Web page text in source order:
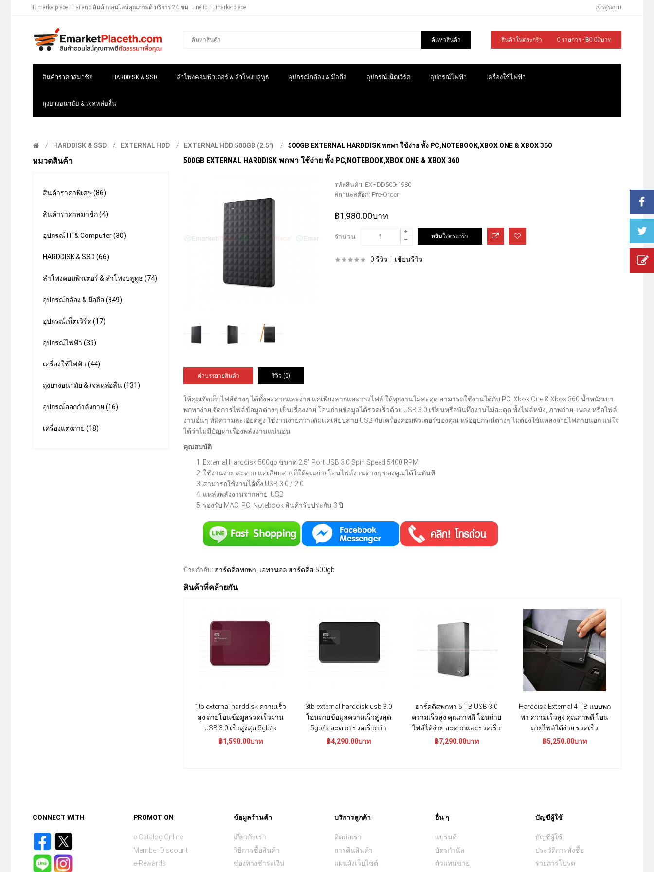
E-marketplace Thailand สินค้าออนไลน์คุณภาพดี บริการ 24 ชม. Line id : Emarketplace เข้าสู่ระบบ
ค้นหาสินค้า สินค้าในตระกร้า 0 รายการ - ฿0.00บาท
สินค้าราคาสมาชิก HARDDISK & SSD ลำโพงคอมพิวเตอร์ & ลำโพงบลูทูธ อุปกรณ์กล้อง & มือถือ อุปกรณ์เน็ตเวิร์ค อุปกรณ์ไฟฟ้า เครื่องใช้ไฟฟ้า
ถุงยางอนามัย & เจลหล่อลื่น
HARDDISK & SSD EXTERNAL HDD EXTERNAL HDD 500GB (2.5") 500GB EXTERNAL HARDDISK พกพา ใช้ง่าย ทั้ง PC,NOTEBOOK,XBOX ONE & XBOX 360
หมวดสินค้า
สินค้าราคาพิเศษ (86)
สินค้าราคาสมาชิก (4)
อุปกรณ์ IT & Computer (30)
HARDDISK & SSD (66)
ลำโพงคอมพิวเตอร์ & ลำโพงบลูทูธ (74)
อุปกรณ์กล้อง & มือถือ (349)
อุปกรณ์เน็ตเวิร์ค (17)
อุปกรณ์ไฟฟ้า (39)
เครื่องใช้ไฟฟ้า (44)
ถุงยางอนามัย & เจลหล่อลื่น (131)
อุปกรณ์ออกกำลังกาย (16)
เครื่องแต่งกาย (18)
500GB EXTERNAL HARDDISK พกพา ใช้ง่าย ทั้ง PC,NOTEBOOK,XBOX ONE & XBOX 360
รหัสสินค้า: EXHDD500-1980
สถานะสต๊อก: Pre-Order
฿1,980.00บาท
จำนวน
0 รีวิว เขียนรีวิว
คำบรรยายสินค้า รีวิว (0)
ให้คุณจัดเก็บไฟล์ต่างๆ ได้ทั้งสะดวกและง่าย แค่เพียงลากและวางไฟล์ ให้ทุกงานไม่สะดุด สามารถใช้งานได้กับ PC, Xbox One & Xbox 360 น้ำหนักเบา
พกพาง่าย จัดการไฟล์ข้อมูลต่างๆ เป็นเรื่องง่าย โอนถ่ายข้อมูลได้รวดเร็วด้วย USB 3.0 เขียนหรือบันทึกงานไม่สะดุด ทั้งไฟล์หนัง, ภาพถ่าย, เพลง หรือไฟล์
งานอื่นๆ ที่มีความละเอียดสูง ใช้งานง่ายกว่าเดิมเเค่เสียบสาย USB กับเครื่องคอมพิวเตอร์ของคุณ หรืออุปกรณ์ต่างๆ ไม่ต้องใช้แหล่งจ่ายไฟภายนอก แน่ใจ
ได้ว่าไม่มีปัญหาเรื่องพลังงานแน่นอน
คุณสมบัติ
External Harddisk 500gb ขนาด 2.5" Port USB 3.0 Spin Speed 5400 RPM
ใช้งานง่าย สะดวก แค่เสียบสายก็ให้คุณถ่ายโอนไฟล์งานต่างๆ ของคูณได้ในทันที
สามารถใช้งานได้ทั้ง USB 3.0 / 2.0
แหล่งพลังงานจากสาย USB
รองรับ MAC, PC, Notebook สินค้ารับประกัน 3 ปี
ป้ายกำกับ: ฮาร์ดดิสพกพา เอทานอล ฮาร์ดดิส 500gb
สินค้าที่คล้ายกัน
1tb external harddisk ความเร็ว
สูง ถ่ายโอนข้อมูลรวดเร็วผ่าน
USB 3.0 เร็วสูงสุด 5gb/s
฿1,590.00บาท
3tb external harddisk usb 3.0
โอนถ่ายข้อมูลความเร็วสูงสุด
5gb/s สะดวก รวดเร็วกว่า
฿4,290.00บาท
ฮาร์ดดิสพกพา 5 TB USB 3.0
ความเร็วสูง คุณภาพดี โอนถ่าย
ไฟล์ได้ง่าย สะดวกและรวดเร็ว
฿7,290.00บาท
Harddisk External 4 TB แบบพก
พา ความเร็วสูง คุณภาพดี โอน
ถ่ายไฟล์ได้ง่าย รวดเร็ว
฿5,250.00บาท
CONNECT WITH PROMOTION
e-Catalog Online
Member Discount
e-Rewards
ข้อมูลร้านค้า
เกี่ยวกับเรา
วิธีการซื้อสินค้า
ช่องทางชำระเงิน
บริการลูกค้า
ติดต่อเรา
การคืนสินค้า
แผนผังเว็บไซต์
อื่น ๆ
แบรนด์
บัตรกำนัล
ตัวแทนขาย
บัญชีผู้ใช้
บัญชีผู้ใช้
ประวัติการสั่งซื้อ
รายการโปรด